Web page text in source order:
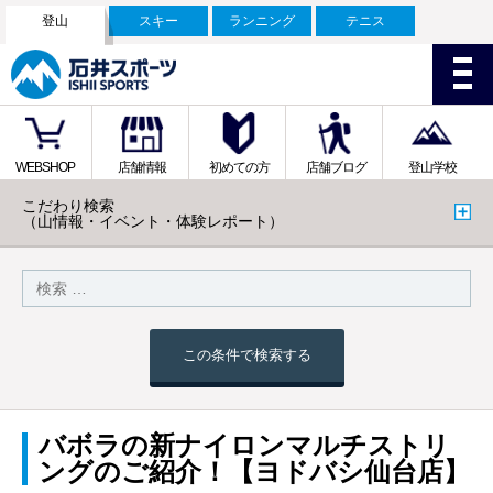
登山 スキー ランニング テニス
WEBSHOP 店舗情報 初めての方 店舗ブログ 登山学校
こだわり検索
（山情報・イベント・体験レポート）
この条件で検索する
バボラの新ナイロンマルチストリ
ングのご紹介！【ヨドバシ仙台店】